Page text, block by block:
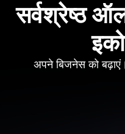
सर्वश्रेष्ठ
अपने बिजनेस को